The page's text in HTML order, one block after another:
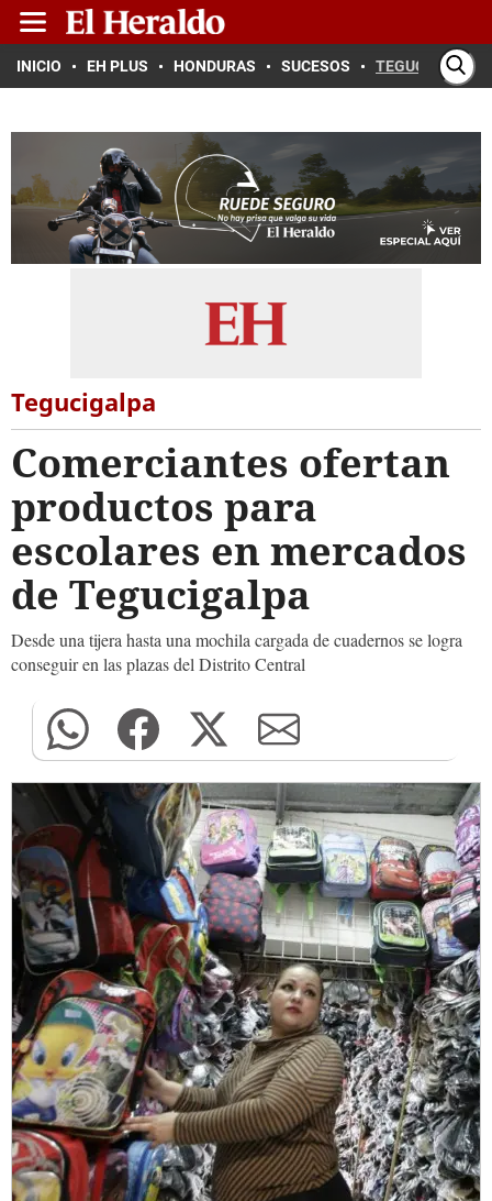
INICIO EH PLUS HONDURAS SUCESOS TEGUCIGALPA
Tegucigalpa
Comerciantes ofertan
productos para
escolares en mercados
de Tegucigalpa
Desde una tijera hasta una mochila cargada de cuadernos se logra
conseguir en las plazas del Distrito Central